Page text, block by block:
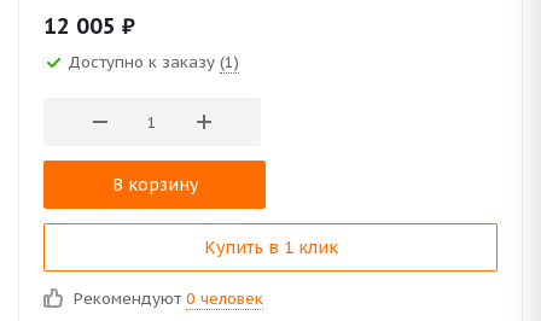
12 005 ₽
Доступно к заказу (1)
В корзину
Купить в 1 клик
Рекомендуют 0 человек